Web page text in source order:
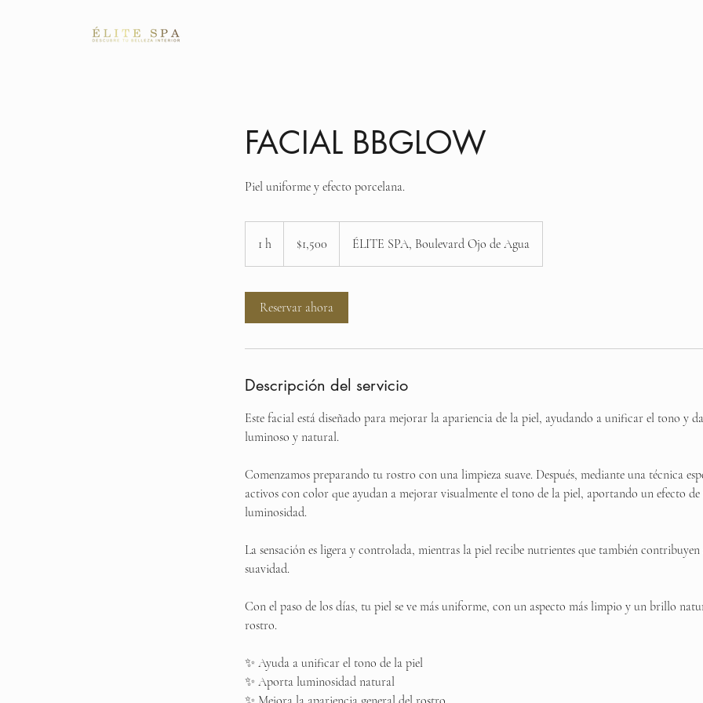
FACIAL BBGLOW
Piel uniforme y efecto porcelana.
1 h
mexicanos
$1,500 ÉLITE SPA, Boulevard Ojo de Agua
Reservar ahora
Descripción del servicio
Este facial está diseñado para mejorar la apariencia de la piel, ayudando a unificar el tono y
luminoso y natural.
Comenzamos preparando tu rostro con una limpieza suave. Después, mediante una técnica
activos con color que ayudan a mejorar visualmente el tono de la piel, aportando un efecto
luminosidad.
La sensación es ligera y controlada, mientras la piel recibe nutrientes que también
suavidad.
Con el paso de los días, tu piel se ve más uniforme, con un aspecto más limpio y un brillo
rostro.
✨ Ayuda a unificar el tono de la piel
✨ Aporta luminosidad natural